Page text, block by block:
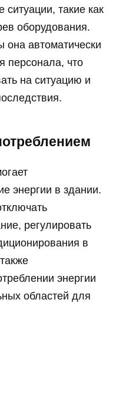
такие как
оборудования.
автоматически
персонала, что
на ситуацию и
энергии в здании.
регулировать
в
энергии
областей для